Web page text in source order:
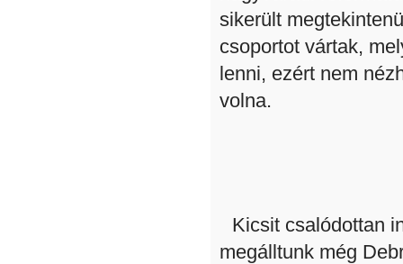
sikerült
csoportot vártak,
lenni, ezért nem
volna.
Kicsit csalódottan
megálltunk még